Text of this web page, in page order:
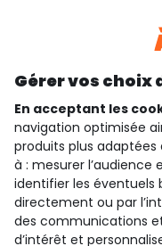
qui sommes-nous ?
besoin d'aide ?
le club fidélité
Gérer vos choix
En acceptant les
navigation optimisée
produits plus adaptées
à : mesurer
identifier les éventuels
directement ou par
des communications
d’intérêt et